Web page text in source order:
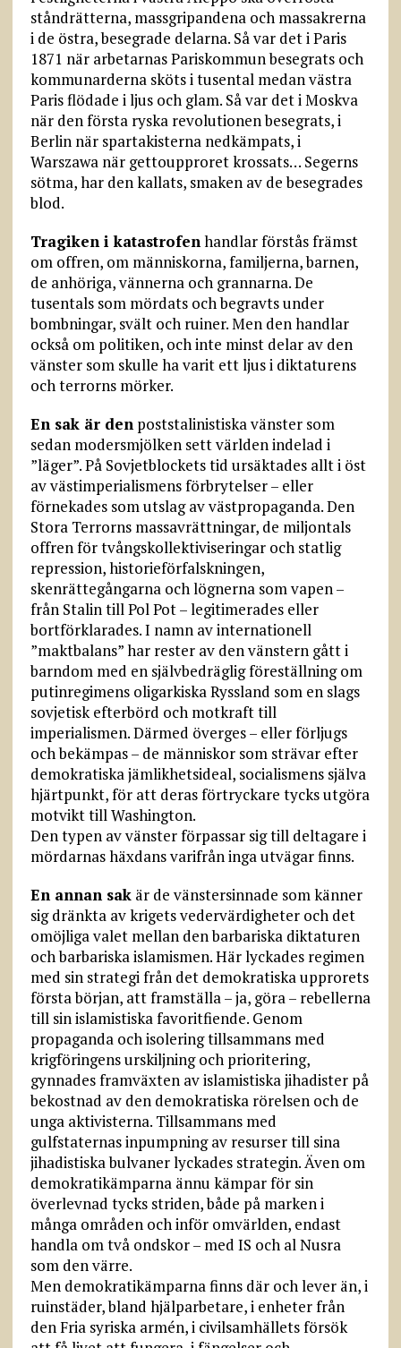
ståndrätterna, massgripandena och massakrerna
i de östra, besegrade delarna. Så var det i Paris
1871 när arbetarnas Pariskommun besegrats och
kommunarderna sköts i tusental medan västra
Paris flödade i ljus och glam. Så var det i Moskva
när den första ryska revolutionen besegrats, i
Berlin när spartakisterna nedkämpats, i
Warszawa när gettoupproret krossats… Segerns
sötma, har den kallats, smaken av de besegrades
blod.
Tragiken i katastrofenhandlar förstås främst
om offren, om människorna, familjerna, barnen,
de anhöriga, vännerna och grannarna. De
tusentals som mördats och begravts under
bombningar, svält och ruiner. Men den handlar
också om politiken, och inte minst delar av den
vänster som skulle ha varit ett ljus i diktaturens
och terrorns mörker.
En sak är denpoststalinistiska vänster som
sedan modersmjölken sett världen indelad i
”läger”. På Sovjetblockets tid ursäktades allt i öst
av västimperialismens förbrytelser – eller
förnekades som utslag av västpropaganda. Den
Stora Terrorns massavrättningar, de miljontals
offren för tvångskollektiviseringar och statlig
repression, historieförfalskningen,
skenrättegångarna och lögnerna som vapen –
från Stalin till Pol Pot – legitimerades eller
bortförklarades. I namn av internationell
”maktbalans” har rester av den vänstern gått i
barndom med en självbedräglig föreställning om
putinregimens oligarkiska Ryssland som en slags
sovjetisk efterbörd och motkraft till
imperialismen. Därmed överges – eller förljugs
och bekämpas – de människor som strävar efter
demokratiska jämlikhetsideal, socialismens själva
hjärtpunkt, för att deras förtryckare tycks utgöra
motvikt till Washington.
Den typen av vänster förpassar sig till deltagare i
mördarnas häxdans varifrån inga utvägar finns.
En annan sakär de vänstersinnade som känner
sig dränkta av krigets vedervärdigheter och det
omöjliga valet mellan den barbariska diktaturen
och barbariska islamismen. Här lyckades regimen
med sin strategi från det demokratiska upprorets
första början, att framställa – ja, göra – rebellerna
till sin islamistiska favoritfiende. Genom
propaganda och isolering tillsammans med
krigföringens urskiljning och prioritering,
gynnades framväxten av islamistiska jihadister på
bekostnad av den demokratiska rörelsen och de
unga aktivisterna. Tillsammans med
gulfstaternas inpumpning av resurser till sina
jihadistiska bulvaner lyckades strategin. Även om
demokratikämparna ännu kämpar för sin
överlevnad tycks striden, både på marken i
många områden och inför omvärlden, endast
handla om två ondskor – med IS och al Nusra
som den värre.
Men demokratikämparna finns där och lever än, i
ruinstäder, bland hjälparbetare, i enheter från
den Fria syriska armén, i civilsamhällets försök